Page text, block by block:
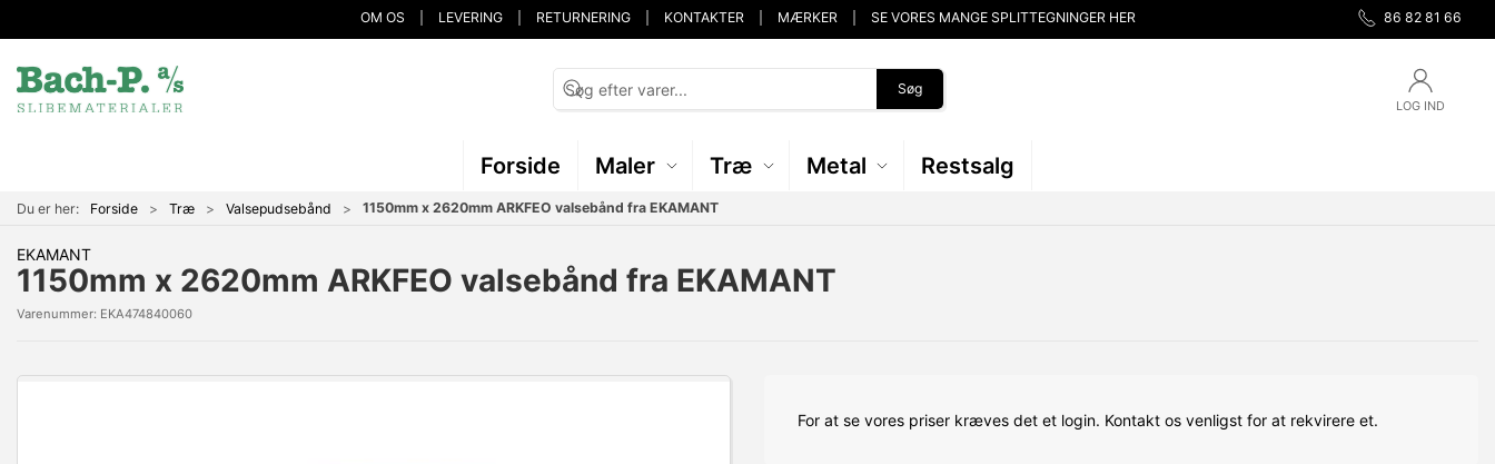
OM OS LEVERING RETURNERING KONTAKTER MÆRKER SE VORES MANGE SPLITTEGNINGER HER 86 82 81 66
Søg
LOG IND
Forside Maler Træ Metal Restsalg
Du er her: Forside Træ Valsepudsebånd 1150mm x 2620mm ARKFEO valsebånd fra EKAMANT
EKAMANT
1150mm x 2620mm ARKFEO valsebånd fra EKAMANT
Varenummer: EKA474840060
For at se vores priser kræves det et login. Kontakt os venligst for at rekvirere et.